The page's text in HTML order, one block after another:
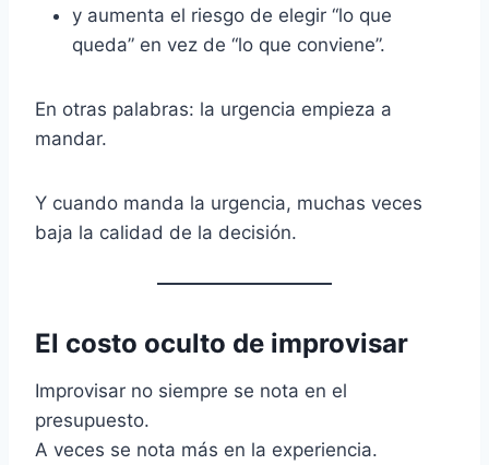
y aumenta el riesgo de elegir “lo que
queda” en vez de “lo que conviene”.
En otras palabras: la urgencia empieza a
mandar.
Y cuando manda la urgencia, muchas veces
baja la calidad de la decisión.
El costo oculto de improvisar
Improvisar no siempre se nota en el
presupuesto.
A veces se nota más en la experiencia.